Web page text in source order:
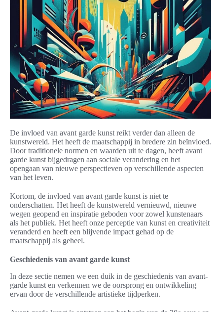
De invloed van avant garde kunst reikt verder dan alleen de
kunstwereld. Het heeft de maatschappij in bredere zin beïnvloed.
Door traditionele normen en waarden uit te dagen, heeft avant
garde kunst bijgedragen aan sociale verandering en het
opengaan van nieuwe perspectieven op verschillende aspecten
van het leven.
Kortom, de invloed van avant garde kunst is niet te
onderschatten. Het heeft de kunstwereld vernieuwd, nieuwe
wegen geopend en inspiratie geboden voor zowel kunstenaars
als het publiek. Het heeft onze perceptie van kunst en creativiteit
veranderd en heeft een blijvende impact gehad op de
maatschappij als geheel.
Geschiedenis van avant garde kunst
In deze sectie nemen we een duik in de geschiedenis van avant-
garde kunst en verkennen we de oorsprong en ontwikkeling
ervan door de verschillende artistieke tijdperken.